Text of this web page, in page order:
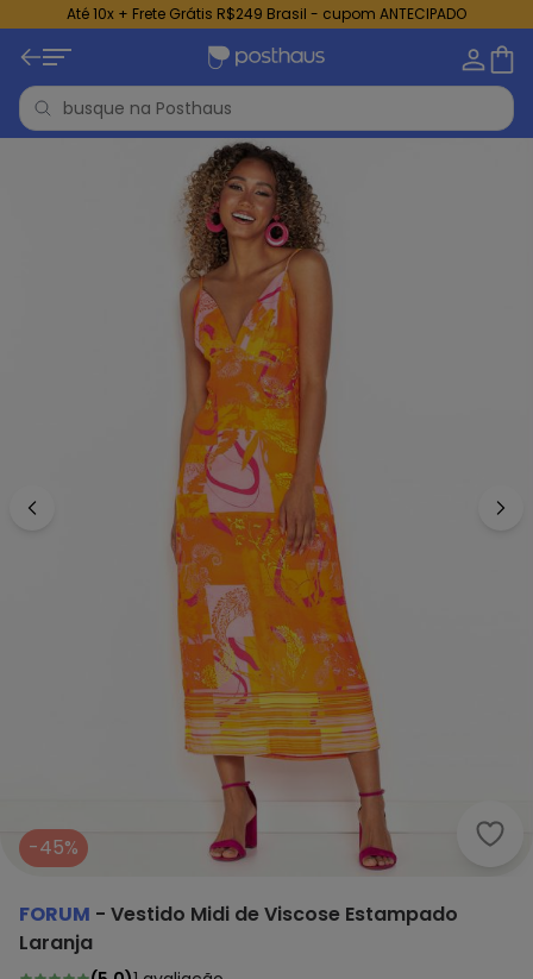
Até 10x + Frete Grátis R$249 Brasil - cupom ANTECIPADO
-45%
FORUM - Vestido Midi de Viscose Estampado
Laranja